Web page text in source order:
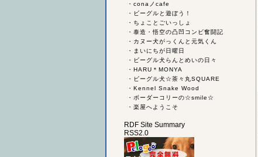
・ conaノcafe
・
ビーグルと遊ぼう！
・ ちょことごいっしょ
・ 泰造・悟空の凸凹コンビ奮闘記
・ カヌー犬がっくんと元気くん
・
まいにちが日曜日
・
ビーグル犬らんとめいの日々
・ HARU＊MONYA
・
ビーグル犬☆茶々丸SQUARE
・ Kennel Snake Wood
・ ボーダーコリーの☆smile☆
・ 楽屋へようこそ
RDF Site Summary
RSS2.0